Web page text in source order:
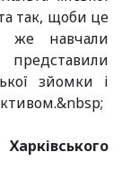
так, щоби це
же навчали
зйомки і